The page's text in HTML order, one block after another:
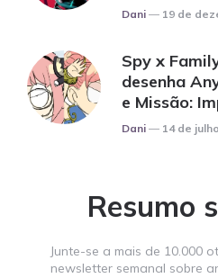
Posted
Dani 19 de
Spy x
desenha
e Missão:
Posted
Dani 14 de
Resumo
Junte-se a mais de 10.000
newsletter semanal sobre